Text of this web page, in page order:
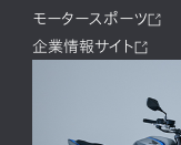
モータースポーツ
企業情報サイト